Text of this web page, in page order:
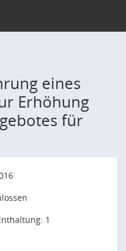
eines
Erhöhung
für
1